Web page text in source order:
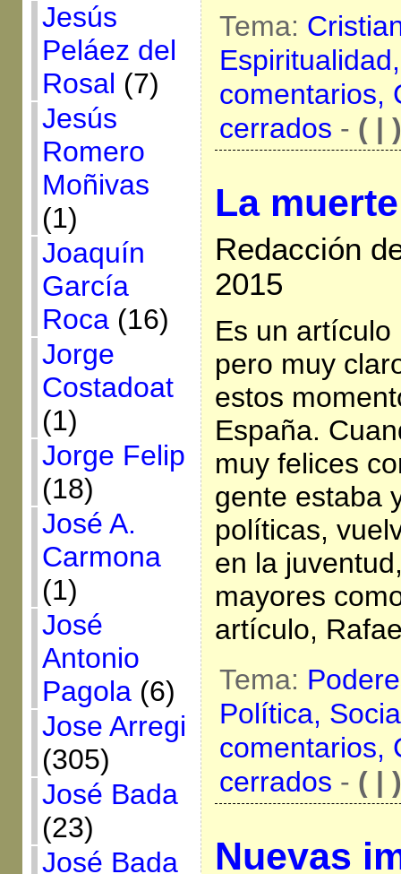
Jesús
Peláez del
Rosal (7)
Jesús
Romero
Moñivas
(1)
Joaquín
García
Roca(16)
Jorge
Costadoat
(1)
Jorge Felip
(18)
José A.
Carmona
(1)
José
Antonio
Pagola(6)
Jose Arregi
(305)
José Bada
(23)
José Bada
Tema:
comentarios,
cerrados - ( | )
La
Redacción
2015
Es un
pero muy
estos
España.
muy felices
gente estaba
políticas,
en la
mayores
artículo,
Tema:
Política,
comentarios,
cerrados - ( | )
Nuevas